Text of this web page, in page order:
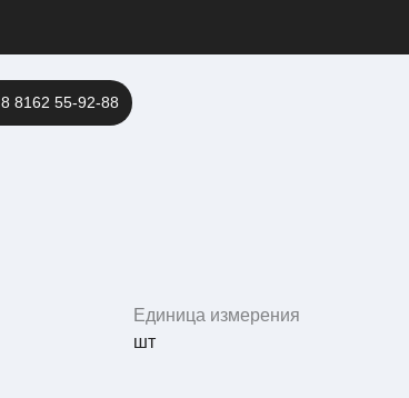
8 8162 55-92-88
Единица измерения
шт